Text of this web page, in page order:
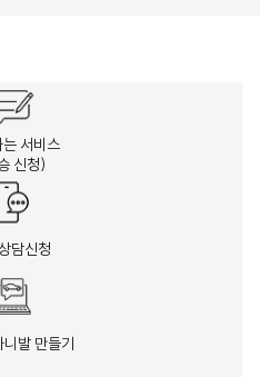
서비스
신청)
담신청
니발 만들기